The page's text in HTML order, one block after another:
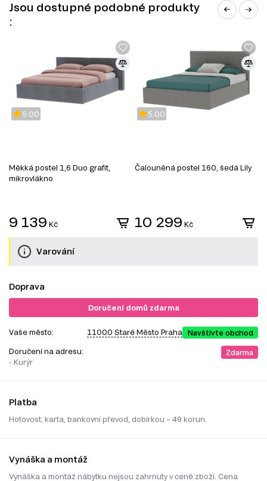
Jsou dostupné podobné produkty
:
5.00
Měkká postel 1,6 Duo grafit,
mikrovlákno
9 139 Kč
5.00
Čalouněná postel 160, šedá Lily
10 299 Kč
Varování
Doprava
Doručení domů zdarma
Vaše město: 11000 Staré Město Praha Navštivte obchod
Doručení na adresu:
- Kurýr
Zdarma
Platba
Hotovost, karta, bankovní převod, dobírkou – 49 korun.
Vynáška a montáž
Vynáška a montáž nábytku nejsou zahrnuty v ceně zboží. Cena